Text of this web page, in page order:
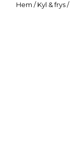
Hem /Kyl & frys/